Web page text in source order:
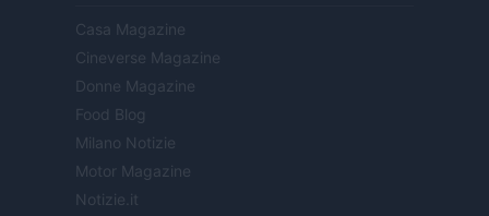
Casa Magazine
Cineverse Magazine
Donne Magazine
Food Blog
Milano Notizie
Motor Magazine
Notizie.it